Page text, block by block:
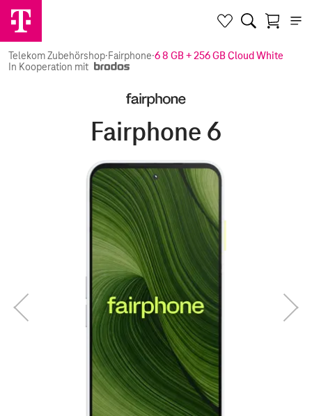
Telekom Zubehörshop·Fairphone·6 8 GB + 256 GB Cloud White
In Kooperation mit
Fairphone 6